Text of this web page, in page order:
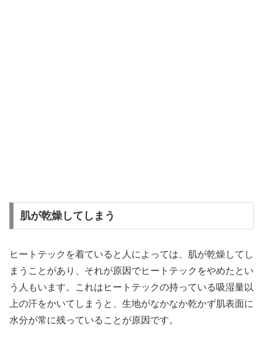
肌が乾燥してしまう
ヒートテックを着ていると人によっては、肌が乾燥してし
まうことがあり、それが原因でヒートテックをやめたとい
う人もいます。これはヒートテックの持っている吸湿量以
上の汗をかいてしまうと、生地がなかなか乾かず肌表面に
水分が常に残っていることが原因です。